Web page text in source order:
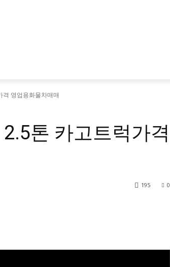
격 영업용화물차매매
톤 카고트럭가격
0
195